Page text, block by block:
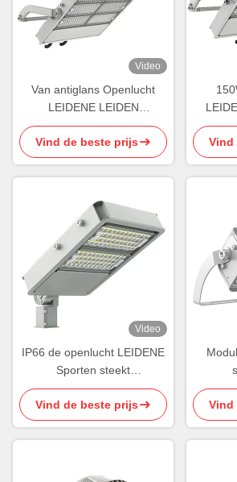
Video
Van antiglans Openlucht
LEIDENE LEIDEN
Sportenlichten 150W Hof
Lichte IK09
Vind de beste prijs Vind
Video
IP66 de openlucht LEIDENE
Sporten steekt
Asymmetrische Lens150w
LEIDENE Lichten aan
Vind de beste prijs Vind